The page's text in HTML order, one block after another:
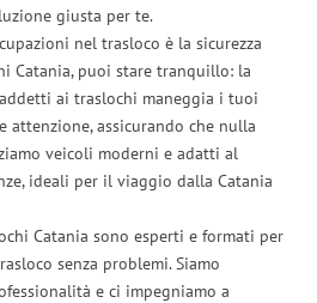
giusta per te.
nel trasloco è la sicurezza
Catania, puoi stare tranquillo: la
ai traslochi maneggia i tuoi
attenzione, assicurando che nulla
veicoli moderni e adatti al
ideali per il viaggio dalla Catania
Catania sono esperti e formati per
senza problemi. Siamo
e ci impegniamo a